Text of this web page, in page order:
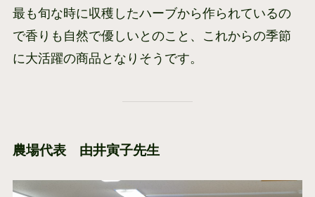
最も旬な時に収穫したハーブから作られているの
で香りも自然で優しいとのこと、これからの季節
に大活躍の商品となりそうです。
農場代表 由井寅子先生